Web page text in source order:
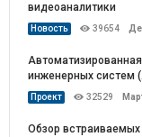
видеоаналитики
Новость 39654
инженерных систем
Проект 32529
Обзор